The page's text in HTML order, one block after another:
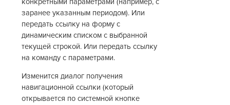
заранее указанным периодом). Или
передать ссылку на форму с
динамическим списком с выбранной
текущей строкой. Или передать ссылку
на команду с параметрами.
Изменится диалог получения
навигационной ссылки (который
открывается по системной кнопке